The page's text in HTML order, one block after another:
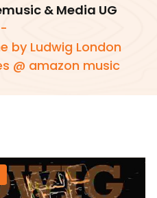
& Media UG
-
by Ludwig London
@ amazon music